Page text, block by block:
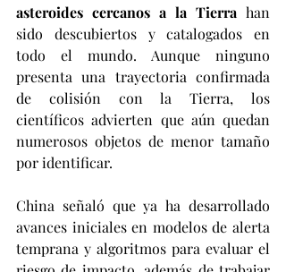
asteroides cercanos a la Tierra han
sido descubiertos y catalogados en
todo el mundo. Aunque ninguno
presenta una trayectoria confirmada
de colisión con la Tierra, los
científicos advierten que aún quedan
numerosos objetos de menor tamaño
por identificar.
China señaló que ya ha desarrollado
avances iniciales en modelos de alerta
temprana y algoritmos para evaluar el